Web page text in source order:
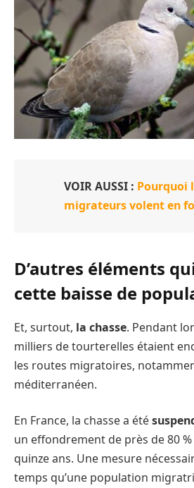
VOIR AUSSI : Pourquoi
migrateurs volent en
D’autres éléments
cette baisse de
Et, surtout, la chasse. Pendant
milliers de tourterelles étaient
les routes migratoires,
méditerranéen.
En France, la chasse a été
un effondrement de près de 80
quinze ans. Une mesure
temps qu’une population